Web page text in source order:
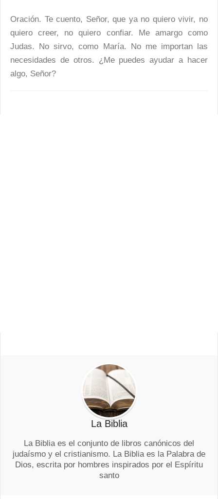
Oración. Te cuento, Señor, que ya no quiero vivir, no
quiero creer, no quiero confiar. Me amargo como
Judas. No sirvo, como María. No me importan las
necesidades de otros. ¿Me puedes ayudar a hacer
algo, Señor?
La Biblia
La Biblia es el conjunto de libros canónicos del
judaísmo y el cristianismo. La Biblia es la Palabra de
Dios, escrita por hombres inspirados por el Espíritu
santo